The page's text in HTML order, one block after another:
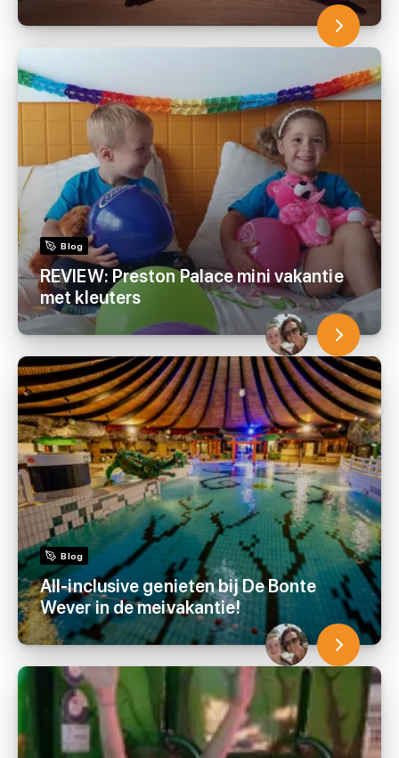
Blog
REVIEW: Preston Palace mini vakantie
met kleuters
Blog
All-inclusive genieten bij De Bonte
Wever in de meivakantie!